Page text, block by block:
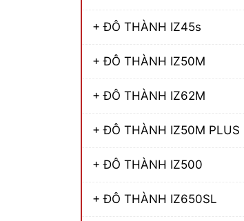
+ ĐÔ THÀNH IZ45s
+ ĐÔ THÀNH IZ50M
+ ĐÔ THÀNH IZ62M
+ ĐÔ THÀNH IZ50M PLUS
+ ĐÔ THÀNH IZ500
+ ĐÔ THÀNH IZ650SL